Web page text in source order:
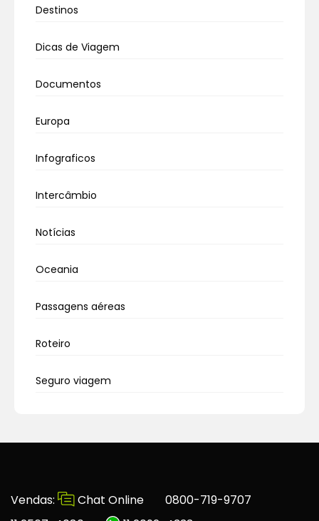
Destinos
Dicas de Viagem
Documentos
Europa
Infograficos
Intercâmbio
Notícias
Oceania
Passagens aéreas
Roteiro
Seguro viagem
Vendas: Chat Online
0800-719-9707